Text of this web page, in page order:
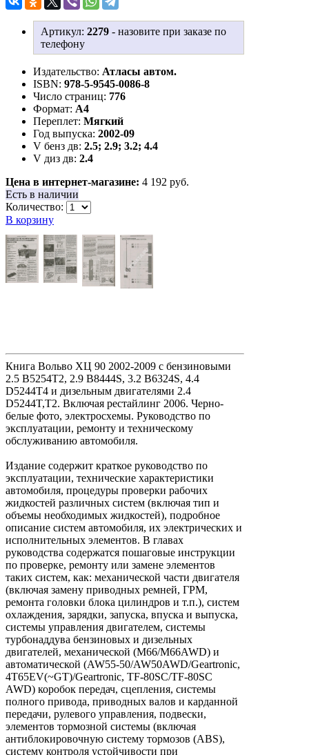
Артикул: 2279 - назовите при заказе по
телефону
Издательство: Атласы автом.
ISBN: 978-5-9545-0086-8
Число страниц: 776
Формат: А4
Переплет: Мягкий
Год выпуска: 2002-09
V бенз дв: 2.5; 2.9; 3.2; 4.4
V диз дв: 2.4
Цена в интернет-магазине: 4 192 руб.
Есть в наличии
Количество:
В корзину
Книга Вольво XЦ 90 2002-2009 с бензиновыми
2.5 B5254T2, 2.9 B8444S, 3.2 B6324S, 4.4
D5244T4 и дизельным двигателями 2.4
D5244T,T2. Включая рестайлинг 2006. Черно-
белые фото, электросхемы. Руководство по
эксплуатации, ремонту и техническому
обслуживанию автомобиля.
Издание содержит краткое руководство по
эксплуатации, технические характеристики
автомобиля, процедуры проверки рабочих
жидкостей различных систем (включая тип и
объемы необходимых жидкостей), подробное
описание систем автомобиля, их электрических и
исполнительных элементов. В главах
руководства содержатся пошаговые инструкции
по проверке, ремонту или замене элементов
таких систем, как: механической части двигателя
(включая замену приводных ремней, ГРМ,
ремонта головки блока цилиндров и т.п.), систем
охлаждения, зарядки, запуска, впуска и выпуска,
системы управления двигателем, системы
турбонаддува бензиновых и дизельных
двигателей, механической (M66/M66AWD) и
автоматической (AW55-50/AW50AWD/Geartronic,
4T65EV(~GT)/Geartronic, TF-80SC/TF-80SC
AWD) коробок передач, сцепления, системы
полного привода, приводных валов и карданной
передачи, рулевого управления, подвески,
элементов тормозной системы (включая
антиблокировочную систему тормозов (ABS),
систему контроля устойчивости при